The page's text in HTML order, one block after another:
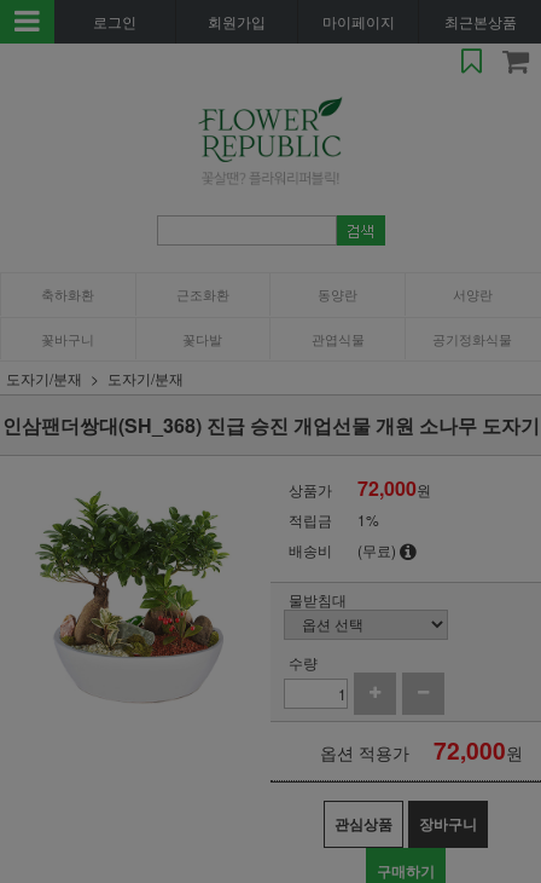
로그인 회원가입 마이페이지 최근본상품
축하화환 근조화환 동양란 서양란
꽃바구니 꽃다발 관엽식물 공기정화식물
도자기/분재 도자기/분재
인삼팬더쌍대(SH_368) 진급 승진 개업선물 개원 소나무 도자기
상품가 72,000원
적립금
1%
배송비
(무료)
물받침대
수량
옵션 적용가 72,000원
관심상품 장바구니
구매하기